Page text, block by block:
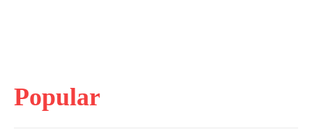
Popular